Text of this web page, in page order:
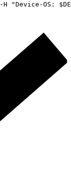
"Device-OS: